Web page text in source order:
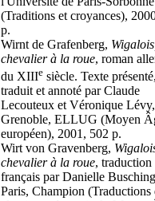
(Traditions et croyances),
p.
Wirnt de Grafenberg,
chevalier à la roue, roman
du XIIIe siècle. Texte présenté,
traduit et annoté par Claude
Lecouteux et Véronique Lévy,
Grenoble, ELLUG (Moyen
européen), 2001, 502 p.
Wirt von Gravenberg,
chevalier à la roue, traduction
français par Danielle
Paris, Champion (Traductions